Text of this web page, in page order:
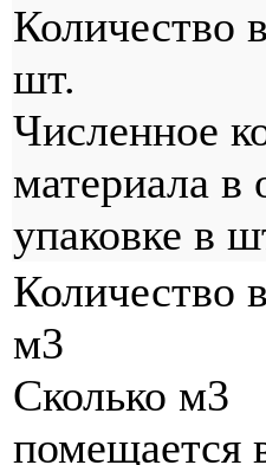
Количество
шт.
Численное
материала в
упаковке в
Количество
м3
Сколько м3
помещается